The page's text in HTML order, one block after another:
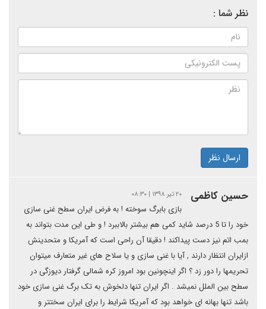
نظر شما :
ارسال نظر
حسین کاظمی ۲۰ تیر ۱۳۹۸ | ۰۸:۳۰
بازی بابرگ سوخته ! به فرض ایران سطح غنی سازی
خود را تا 5 درصد شاید کمی هم بیشتر بالاببرد ! و طی این مدت بتواند به
بمب اتم نیز دست پیداکند ! دقیقا آن راحی است که آمریکا و متحدینش
ازایران انتظار دارند , آیا با غنی سازی و یا سلاح های غیر متعارف میتوان
تحریمها را دور زد ؟ اگر اینچونین بود امروز کره شمالی گرفتار دیوزگی در
سطح بین الملل نمیشد . اگر ایران تنها دلخوش به تک برگ غنی سازی خود
باشد تنها بهانه ای خواهد بود که آمریکا شرایط را برای ایران سختتر و